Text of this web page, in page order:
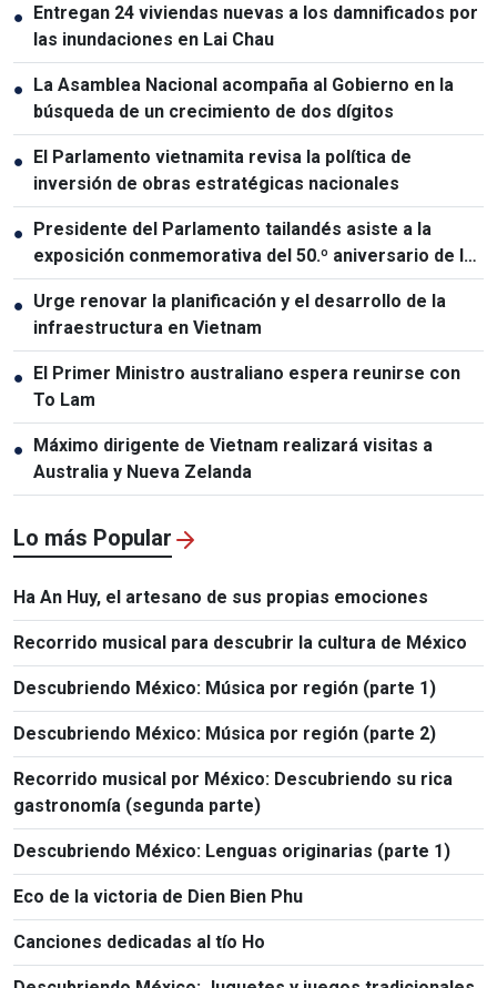
● Entregan 24 viviendas nuevas a los damnificados por
las inundaciones en Lai Chau
● La Asamblea Nacional acompaña al Gobierno en la
búsqueda de un crecimiento de dos dígitos
● El Parlamento vietnamita revisa la política de
inversión de obras estratégicas nacionales
● Presidente del Parlamento tailandés asiste a la
exposición conmemorativa del 50.º aniversario de las
relaciones Vietnam-Tailandia
● Urge renovar la planificación y el desarrollo de la
infraestructura en Vietnam
● El Primer Ministro australiano espera reunirse con
To Lam
● Máximo dirigente de Vietnam realizará visitas a
Australia y Nueva Zelanda
Lo más Popular
Ha An Huy, el artesano de sus propias emociones
Recorrido musical para descubrir la cultura de México
Descubriendo México: Música por región (parte 1)
Descubriendo México: Música por región (parte 2)
Recorrido musical por México: Descubriendo su rica
gastronomía (segunda parte)
Descubriendo México: Lenguas originarias (parte 1)
Eco de la victoria de Dien Bien Phu
Canciones dedicadas al tío Ho